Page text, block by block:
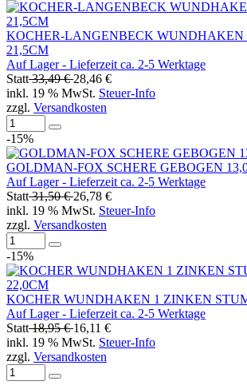
KOCHER-LANGENBECK WUNDHAKEN
21,5CM
Auf Lager - Lieferzeit ca. 2-5 Werktage
Statt33,49 €28,46 €
inkl. 19 % MwSt. Steuer-Info
zzgl. Versandkosten
-15%
GOLDMAN-FOX SCHERE GEBOGEN
Auf Lager - Lieferzeit ca. 2-5 Werktage
Statt31,50 €26,78 €
inkl. 19 % MwSt. Steuer-Info
zzgl. Versandkosten
-15%
KOCHER WUNDHAKEN 1 ZINKEN
Auf Lager - Lieferzeit ca. 2-5 Werktage
Statt18,95 €16,11 €
inkl. 19 % MwSt. Steuer-Info
zzgl. Versandkosten